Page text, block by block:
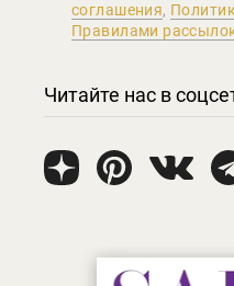
соглашения,
Правилами
Читайте нас в